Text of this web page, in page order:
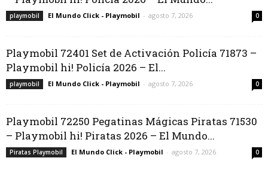
playmobil El Mundo Click - Playmobil - agosto 7, 2026 0
Playmobil 72401 Set de Activación Policía 71873 –
Playmobil hi! Policía 2026 – El...
playmobil El Mundo Click - Playmobil - agosto 7, 2026 0
Playmobil 72250 Pegatinas Mágicas Piratas 71530
– Playmobil hi! Piratas 2026 – El Mundo...
Piratas Playmobil El Mundo Click - Playmobil - agosto 7, 2026 0